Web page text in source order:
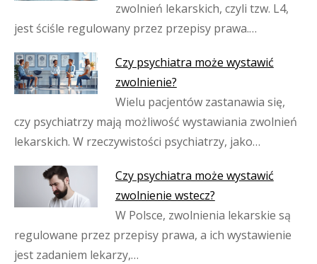
zwolnień lekarskich, czyli tzw. L4,
jest ściśle regulowany przez przepisy prawa.…
Czy psychiatra może wystawić
zwolnienie?
Wielu pacjentów zastanawia się,
czy psychiatrzy mają możliwość wystawiania zwolnień
lekarskich. W rzeczywistości psychiatrzy, jako…
Czy psychiatra może wystawić
zwolnienie wstecz?
W Polsce, zwolnienia lekarskie są
regulowane przez przepisy prawa, a ich wystawienie
jest zadaniem lekarzy,…